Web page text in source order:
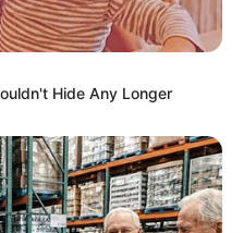
Hide Any Longer